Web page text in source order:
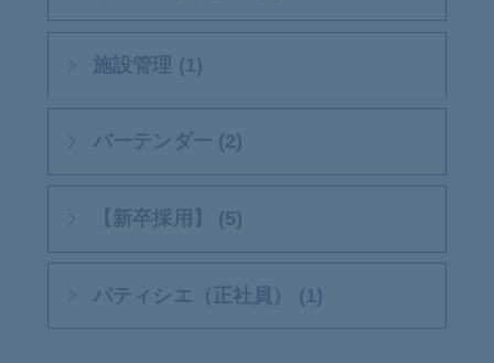
施設管理 (1)
バーテンダー (2)
【新卒採用】 (5)
パティシエ（正社員） (1)